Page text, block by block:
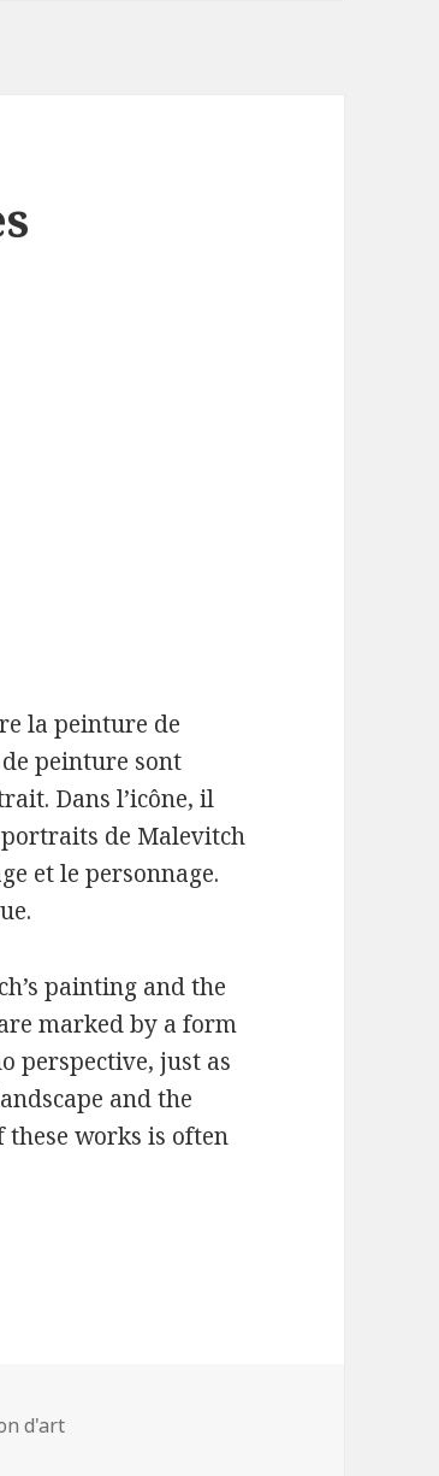
la peinture de
de peinture sont
Dans l’icône, il
portraits de Malevitch
et le personnage.
painting and the
marked by a form
perspective, just as
and the
these works is often
d'art